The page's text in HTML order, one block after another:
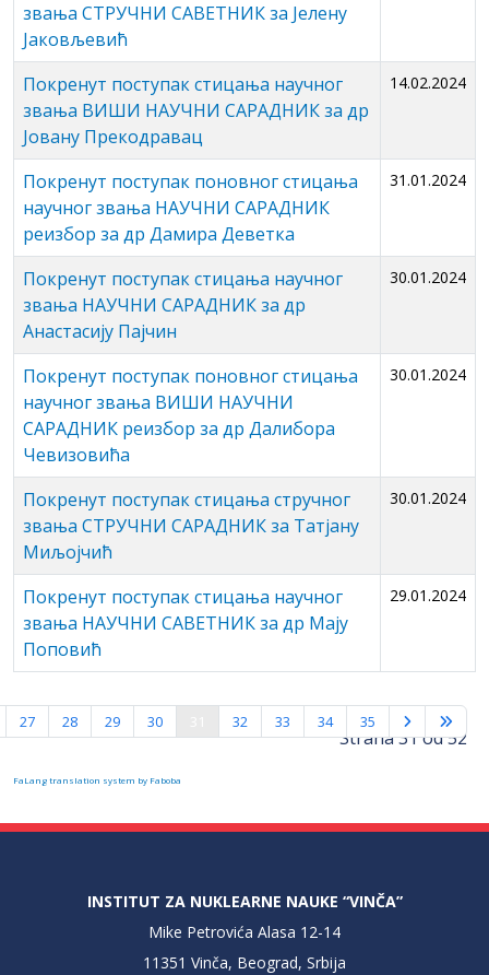
звања СТРУЧНИ САВЕТНИК за Јелену
Јаковљевић
Покренут поступак стицања научног
звања ВИШИ НАУЧНИ САРАДНИК за др
Јовану Прекодравац
14.02.2024
Покренут поступак поновног стицања
научног звања НАУЧНИ САРАДНИК
реизбор за др Дамира Деветка
31.01.2024
Покренут поступак стицања научног
звања НАУЧНИ САРАДНИК за др
Анастасију Пајчин
30.01.2024
Покренут поступак поновног стицања
научног звања ВИШИ НАУЧНИ
САРАДНИК реизбор за др Далибора
Чевизовића
30.01.2024
Покренут поступак стицања стручног
звања СТРУЧНИ САРАДНИК за Татјану
Миљојчић
30.01.2024
Покренут поступак стицања научног
звања НАУЧНИ САВЕТНИК за др Мају
Поповић
29.01.2024
Strana 31 od 52
27 28 29 30 32 33 34 35
FaLang translation system by Faboba
INSTITUT ZA NUKLEARNE NAUKE “VINČA”
Mike Petrovića Alasa 12-14
11351 Vinča, Beograd, Srbija